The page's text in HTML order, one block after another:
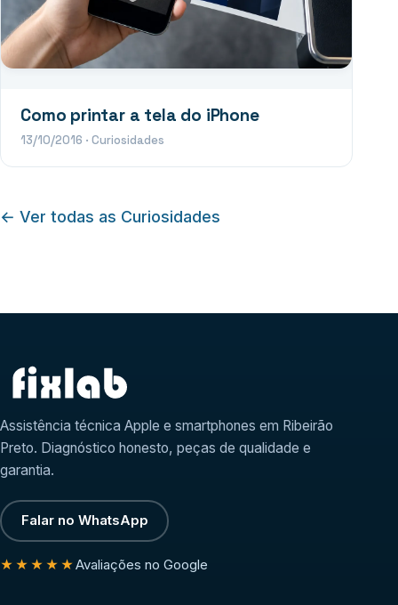
Como printar a tela do iPhone
13/10/2016 ·Curiosidades
← Ver todas as Curiosidades
Assistência técnica Apple e smartphones em Ribeirão
Preto. Diagnóstico honesto, peças de qualidade e
garantia.
Falar no WhatsApp
★★★★★Avaliações no Google